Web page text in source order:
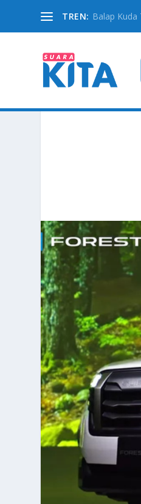
TREN: Balap Kuda